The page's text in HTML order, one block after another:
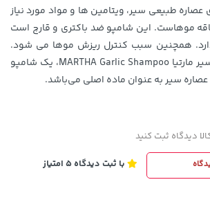
عصاره طبیعی سیر، ویتامین ها و مواد مورد نیاز
موهاست. این شامپو ضد باکتری و قارچ است
همچنین سبب کنترل ریزش موها می شود.
شامپو تقویت کننده سیر مارتیا MARTHA Garlic Shampoo، یک شامپو
سیر به عنوان ماده اصلی می‌باشد.
دیدگاه ثبت کنید
با ثبت دیدگاه 5 امتیاز